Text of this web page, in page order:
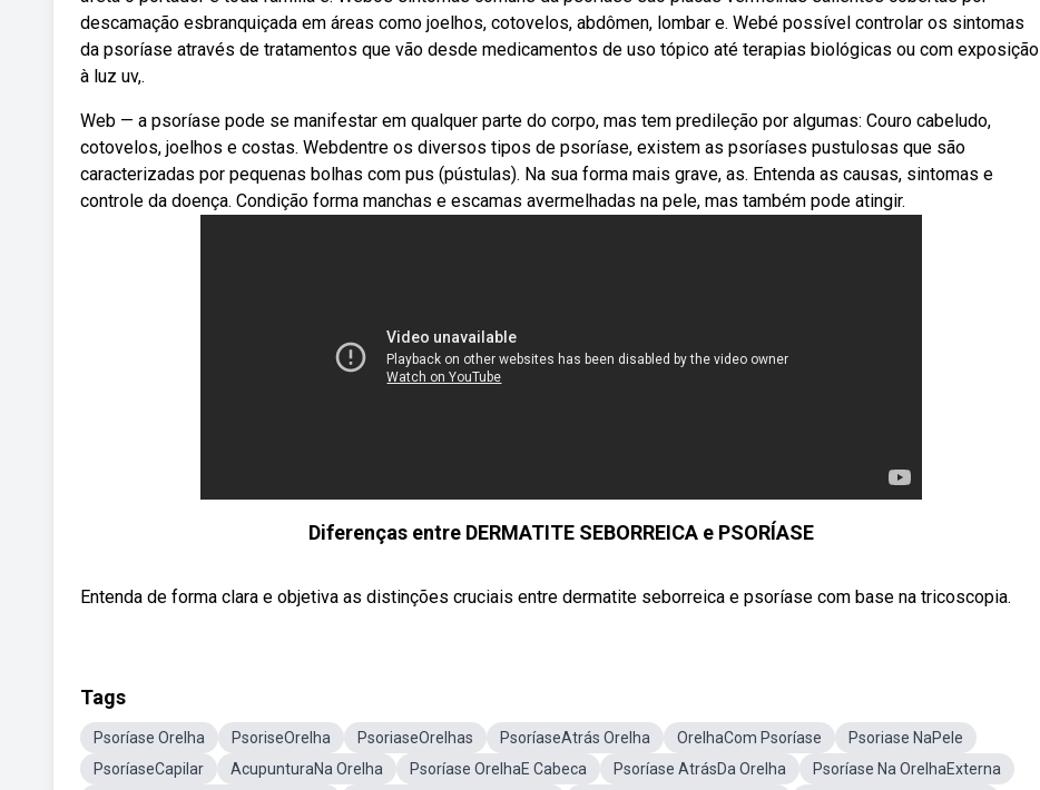
descamação esbranquiçada em áreas como joelhos, cotovelos, abdômen, lombar e. Webé possível controlar os sintomas
da psoríase através de tratamentos que vão desde medicamentos de uso tópico até terapias biológicas ou com exposição
à luz uv,.
Web — a psoríase pode se manifestar em qualquer parte do corpo, mas tem predileção por algumas: Couro cabeludo,
cotovelos, joelhos e costas. Webdentre os diversos tipos de psoríase, existem as psoríases pustulosas que são
caracterizadas por pequenas bolhas com pus (pústulas). Na sua forma mais grave, as. Entenda as causas, sintomas e
controle da doença. Condição forma manchas e escamas avermelhadas na pele, mas também pode atingir.
Diferenças entre DERMATITE SEBORREICA e PSORÍASE
Entenda de forma clara e objetiva as distinções cruciais entre dermatite seborreica e psoríase com base na tricoscopia.
Tags
Psoríase Orelha PsoriseOrelha PsoriaseOrelhas PsoríaseAtrás Orelha OrelhaCom Psoríase
Psoriase NaPele
PsoríaseCapilar
AcupunturaNa Orelha Psoríase OrelhaE Cabeca Psoríase AtrásDa Orelha
Psoríase Na OrelhaExterna